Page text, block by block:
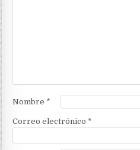
Nombre *
Correo electrónico *